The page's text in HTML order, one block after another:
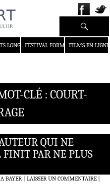
LONGS FESTIVAL FORMAT COURT
FILMS EN LIGNE
Recherche
CLÉ : COURT-
QUI NE
FINIT PAR NE PLUS
BAYER LAISSER UN COMMENTAIRE|